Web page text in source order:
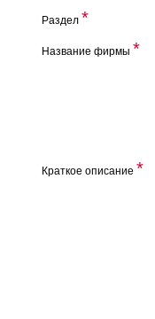
Раздел *
Название фирмы *
Краткое описание *